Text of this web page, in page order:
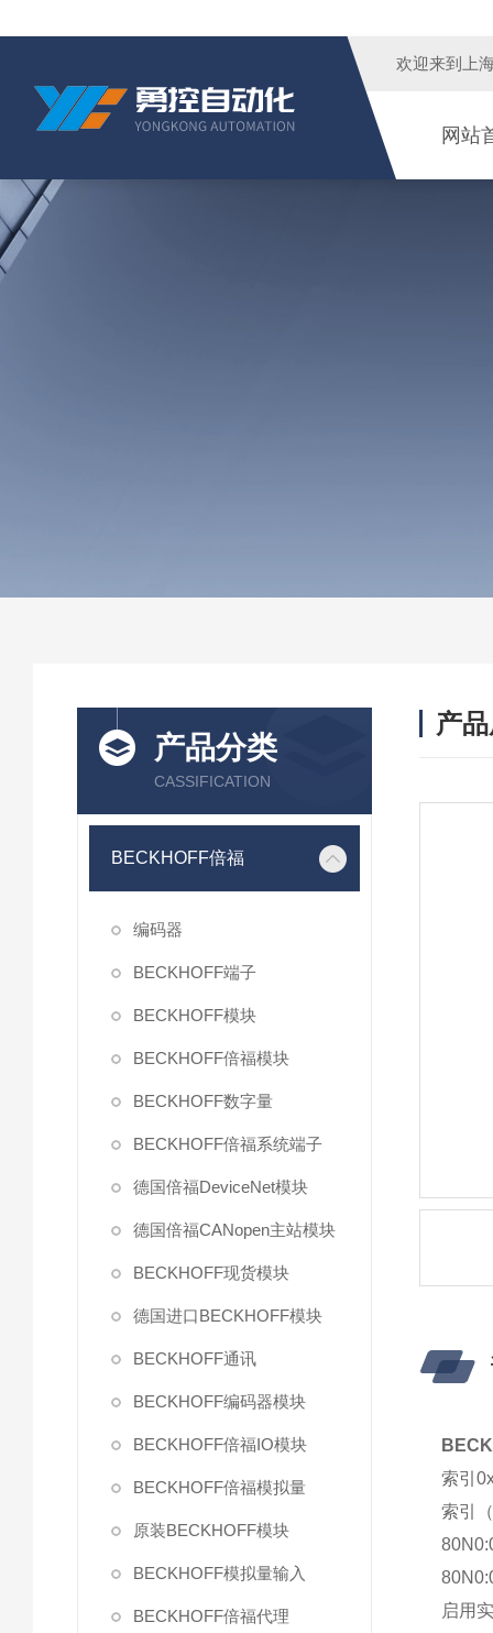
欢迎来到 上
网站
产品分类
CASSIFICATION
BECKHOFF倍福
编码器
BECKHOFF端子
BECKHOFF模块
BECKHOFF倍福模块
BECKHOFF数字量
BECKHOFF倍福系统端子
德国倍福DeviceNet模块
德国倍福CANopen主站模块
BECKHOFF现货模块
德国进口BECKHOFF模块
BECKHOFF通讯
BECKHOFF编码器模块
BECKHOFF倍福IO模块
BECKHOFF倍福模拟量
原装BECKHOFF模块
BECKHOFF模拟量输入
BECKHOFF倍福代理
产
索引
索引
启用